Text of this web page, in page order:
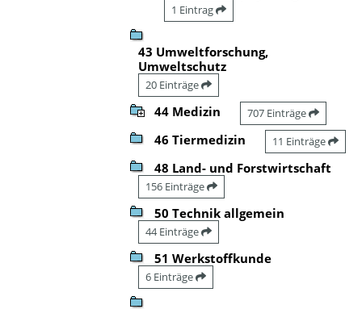
1 Eintrag
43 Umweltforschung,
Umweltschutz
20 Einträge
44 Medizin 707 Einträge
46 Tiermedizin 11 Einträge
48 Land- und Forstwirtschaft
156 Einträge
50 Technik allgemein
44 Einträge
51 Werkstoffkunde
6 Einträge